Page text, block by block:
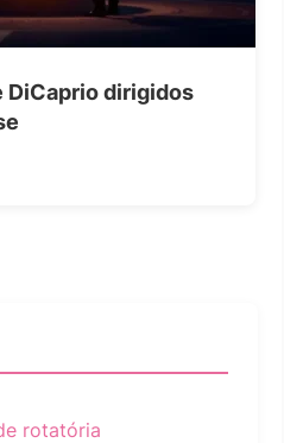
DiCaprio dirigidos
rotatória